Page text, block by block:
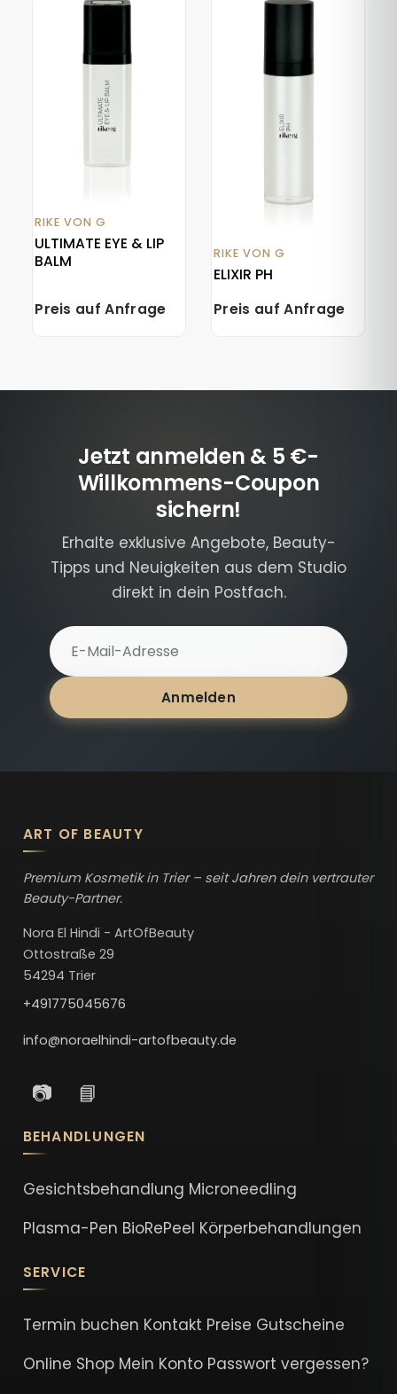
RIKE VON G
ULTIMATE EYE & LIP
BALM
Preis auf Anfrage
RIKE VON G
ELIXIR PH
Preis auf Anfrage
Jetzt anmelden & 5 €-
Willkommens-Coupon
sichern!
Erhalte exklusive Angebote, Beauty-
Tipps und Neuigkeiten aus dem Studio
direkt in dein Postfach.
E-Mail-Adresse für Newsletter
Anmelden
ART OF BEAUTY
Premium Kosmetik in Trier – seit Jahren dein vertrauter
Beauty-Partner.
Nora El Hindi - ArtOfBeauty
Ottostraße 29
54294 Trier
+491775045676
info@noraelhindi-artofbeauty.de
📷 📘
BEHANDLUNGEN
Gesichtsbehandlung Microneedling
Plasma-Pen BioRePeel Körperbehandlungen
SERVICE
Termin buchen Kontakt Preise Gutscheine
Online Shop Mein Konto Passwort vergessen?